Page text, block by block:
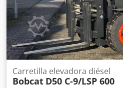
Carretilla elevadora diésel
Bobcat D50 C-9/LSP 600